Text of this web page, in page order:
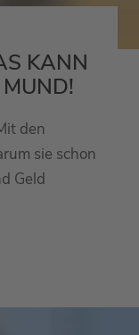
KANN
den
sie schon
Geld